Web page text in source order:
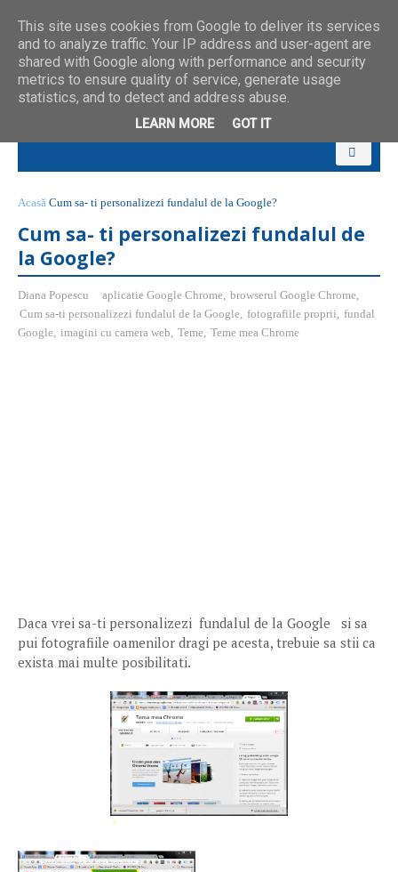
Acasă Cum sa- ti personalizezi fundalul de la Google?
Cum sa- ti personalizezi fundalul de
la Google?
Diana Popescu aplicatie Google Chrome, browserul Google Chrome,
Cum sa-ti personalizezi fundalul de la Google, fotografiile proprii, fundal
Google, imagini cu camera web, Teme, Teme mea Chrome
Daca vrei sa-ti personalizezi fundalul de la Google si sa
pui fotografiile oamenilor dragi pe acesta, trebuie sa stii ca
exista mai multe posibilitati.
This site uses cookies from Google to deliver its services
and to analyze traffic. Your IP address and user-agent are
shared with Google along with performance and security
metrics to ensure quality of service, generate usage
statistics, and to detect and address abuse.
LEARN MORE GOT IT